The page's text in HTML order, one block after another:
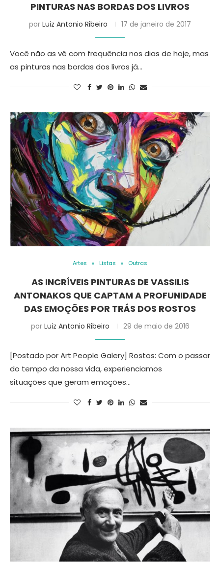
PINTURAS NAS BORDAS DOS LIVROS
por Luiz Antonio Ribeiro 17 de janeiro de 2017
Você não as vê com frequência nos dias de hoje, mas
as pinturas nas bordas dos livros já…
Artes Listas Outras
AS INCRÍVEIS PINTURAS DE VASSILIS
ANTONAKOS QUE CAPTAM A PROFUNIDADE
DAS EMOÇÕES POR TRÁS DOS ROSTOS
por Luiz Antonio Ribeiro 29 de maio de 2016
[Postado por Art People Galery] Rostos: Com o passar
do tempo da nossa vida, experienciamos
situações que geram emoções…